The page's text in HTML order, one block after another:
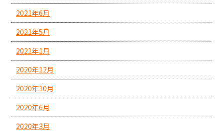
2021年6月
2021年5月
2021年1月
2020年12月
2020年10月
2020年6月
2020年3月